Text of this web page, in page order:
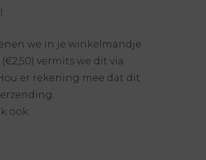
we in je winkelmandje
vermits we dit via
er rekening mee dat dit
ook.